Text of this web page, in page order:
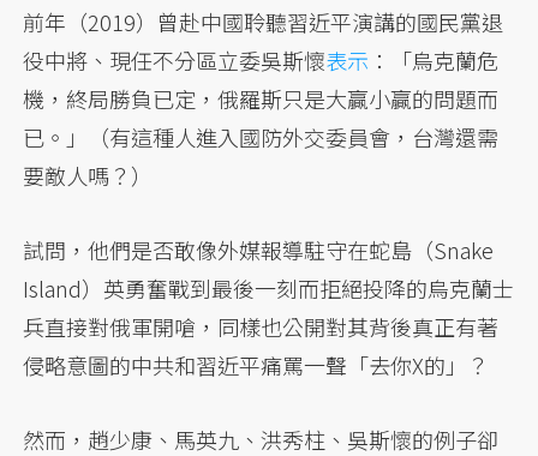
前年（2019）曾赴中國聆聽習近平演講的國民黨退
役中將、現任不分區立委吳斯懷表示 ：「烏克蘭危
機，終局勝負已定，俄羅斯只是大贏小贏的問題而
已。」（有這種人進入國防外交委員會，台灣還需
要敵人嗎？）
試問，他們是否敢像外媒報導駐守在蛇島（Snake
Island）英勇奮戰到最後一刻而拒絕投降的烏克蘭士
兵直接對俄軍開嗆，同樣也公開對其背後真正有著
侵略意圖的中共和習近平痛罵一聲「去你X的」？
然而，趙少康、馬英九、洪秀柱、吳斯懷的例子卻